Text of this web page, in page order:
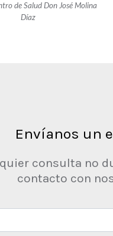
de Salud Don José Molina
Díaz
Envíanos un
consulta no
contacto con